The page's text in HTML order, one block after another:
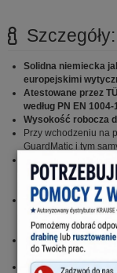
Szczegóły:
Solidna niemiecka
europejskimi
Atestowane przez
według PN EN 1004-
Wysokość robocza
Przy wchodzeniu na
GuardMatic i tym
Zintegrowanie
łatwy i bezpieczny
poręczeGuardMatic
6-punktowe
wysokości.
KRAUSE umożliwia
Innowacyjny kształt
użytkową na pomoście
Maksymalna